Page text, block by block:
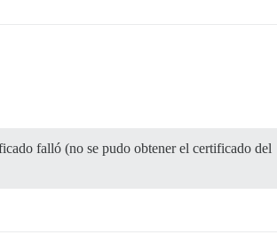
falló (no se pudo obtener el certificado del